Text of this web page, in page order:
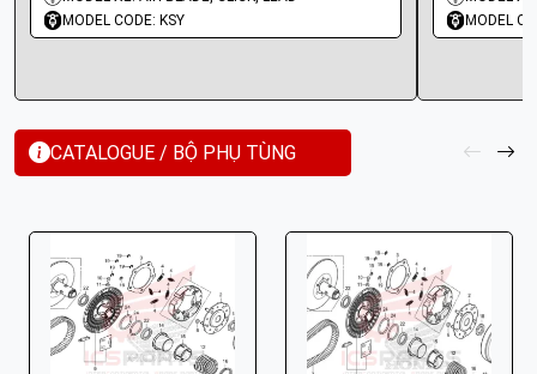
MODEL CODE: KSY
MODEL
CATALOGUE / BỘ PHỤ TÙNG